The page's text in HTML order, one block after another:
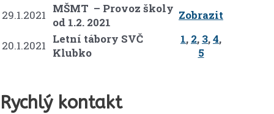
29.1.2021 MŠMT – Provoz školy
od 1.2. 2021
Zobrazit
20.1.2021 Letní tábory SVČ
Klubko
1, 2, 3,4,
5
Rychlý kontakt